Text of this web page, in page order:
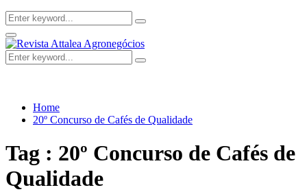
Search
for:
Search
Facebook
Twitter
Instagram
Linkedin
Youtube
Email
Primary
Menu
Search
for:
Search
Home
20º Concurso de Cafés de Qualidade
Tag : 20º Concurso de Cafés de
Qualidade